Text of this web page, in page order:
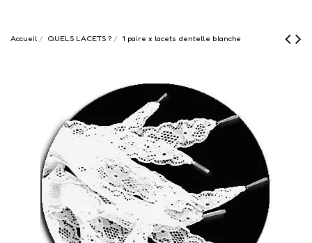
Accueil QUELS LACETS ? 1 paire x lacets dentelle blanche